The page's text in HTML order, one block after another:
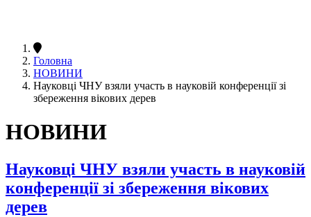
Головна
НОВИНИ
Науковці ЧНУ взяли участь в науковій конференції зі
збереження вікових дерев
НОВИНИ
Науковці ЧНУ взяли участь в науковій
конференції зі збереження вікових
дерев